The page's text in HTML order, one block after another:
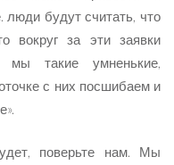
люди будут считать, что
вокруг за эти заявки
такие умненькие,
с них посшибаем и
поверьте нам. Мы